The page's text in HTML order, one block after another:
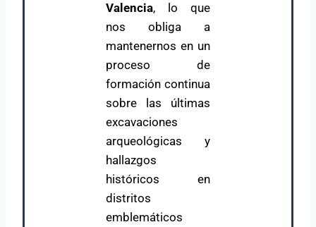
Valencia, lo que
nos obliga a
mantenernos en un
proceso de
formación continua
sobre las últimas
excavaciones
arqueológicas y
hallazgos
históricos en
distritos
emblemáticos